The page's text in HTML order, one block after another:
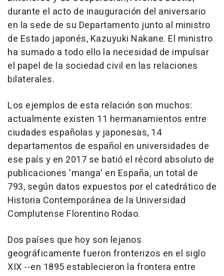
durante el acto de inauguración del aniversario
en la sede de su Departamento junto al ministro
de Estado japonés, Kazuyuki Nakane. El ministro
ha sumado a todo ello la necesidad de impulsar
el papel de la sociedad civil en las relaciones
bilaterales.
Los ejemplos de esta relación son muchos:
actualmente existen 11 hermanamientos entre
ciudades españolas y japonesas, 14
departamentos de español en universidades de
ese país y en 2017 se batió el récord absoluto de
publicaciones 'manga' en España, un total de
793, según datos expuestos por el catedrático de
Historia Contemporánea de la Universidad
Complutense Florentino Rodao.
Dos países que hoy son lejanos
geográficamente fueron fronterizos en el siglo
XIX --en 1895 establecieron la frontera entre